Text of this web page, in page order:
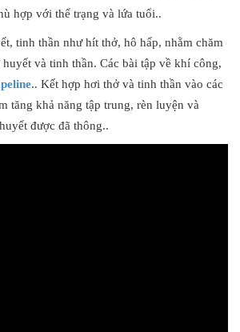
hợp với thể trạng và lứa tuổi..
tinh thần như hít thở, hô hấp, nhằm chăm
và tinh thần. Các bài tập về khí công,
.. Kết hợp hơi thở và tinh thần vào các
tăng khả năng tập trung, rèn luyện và
được đã thông..